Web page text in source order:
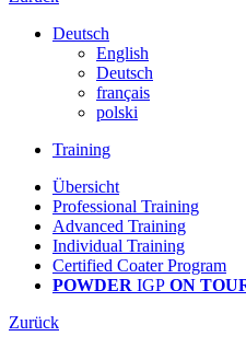
Deutsch
English
Deutsch
français
polski
Training
Übersicht
Professional Training
Advanced Training
Individual Training
Certified Coater Program
POWDER IGP ON
Zurück